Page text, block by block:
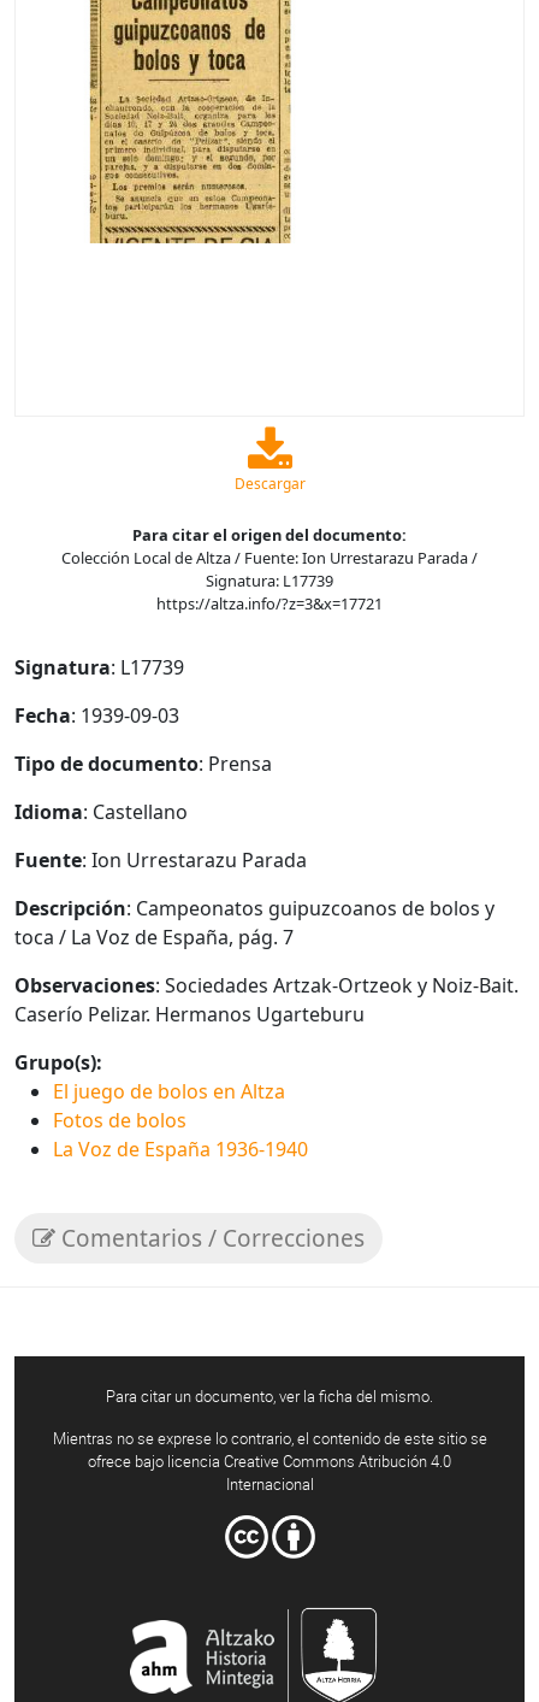
Descargar
Para citar el origen del documento:
Colección Local de Altza / Fuente: Ion Urrestarazu Parada /
Signatura: L17739
https://altza.info/?z=3&x=17721
Signatura: L17739
Fecha: 1939-09-03
Tipo de documento: Prensa
Idioma: Castellano
Fuente: Ion Urrestarazu Parada
Descripción: Campeonatos guipuzcoanos de bolos y
toca / La Voz de España, pág. 7
Observaciones: Sociedades Artzak-Ortzeok y Noiz-Bait.
Caserío Pelizar. Hermanos Ugarteburu
Grupo(s):
El juego de bolos en Altza
Fotos de bolos
La Voz de España 1936-1940
Comentarios / Correcciones
Para citar un documento, ver la ficha del mismo.
Mientras no se exprese lo contrario, el contenido de este sitio se
ofrece bajo licencia Creative Commons Atribución 4.0
Internacional